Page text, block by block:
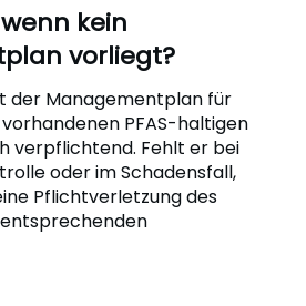
kein
vorliegt?
der Managementplan für
PFAS-haltigen
verpflichtend. Fehlt er bei
oder im Schadensfall,
Pflichtverletzung des